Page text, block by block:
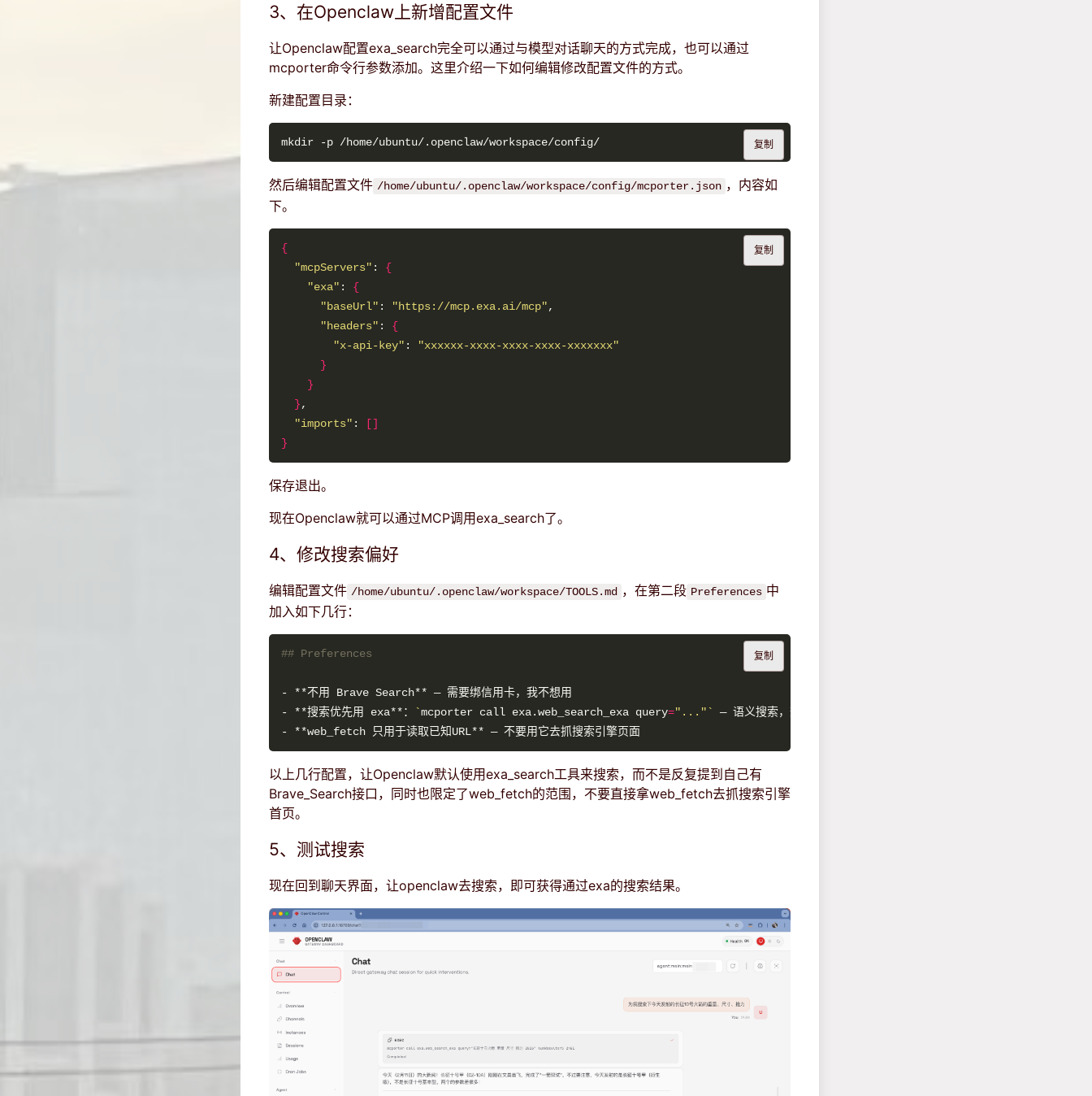
3、在Openclaw上新增配置文件
让Openclaw配置exa_search完全可以通过与模型对话聊天的方式完成，也可以通过
mcporter命令行参数添加。这里介绍一下如何编辑修改配置文件的方式。
新建配置目录：
mkdir -p /home/ubuntu/.openclaw/workspace/config/ 复制
然后编辑配置文件 /home/ubuntu/.openclaw/workspace/config/mcporter.json ，内容如
下。
{
"mcpServers" : {
"exa" : {
"baseUrl" : "https://mcp.exa.ai/mcp"
"headers" : {
"x-api-key" :
"xxxxxx-xxxx-xxxx-xxxx-xxxxxxx"
}
}
}
"imports" :
[]
}
复制
保存退出。
现在Openclaw就可以通过MCP调用exa_search了。
4、修改搜索偏好
编辑配置文件 /home/ubuntu/.openclaw/workspace/TOOLS.md ，在第二段 Preferences 中
加入如下几行：
## Preferences
- **搜索优先用 exa**：
`mcporter call exa.web_search_exa query="..." `
- **web_fetch 只用于读取已知URL** — 不要用它去抓搜索引擎页面
复制
以上几行配置，让Openclaw默认使用exa_search工具来搜索，而不是反复提到自己有
Brave_Search接口，同时也限定了web_fetch的范围，不要直接拿web_fetch去抓搜索引擎
首页。
5、测试搜索
现在回到聊天界面，让openclaw去搜索，即可获得通过exa的搜索结果。